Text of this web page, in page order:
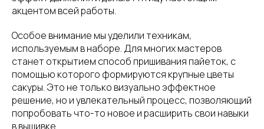
акцентом всей работы.
Особое внимание мы уделили техникам,
используемым в наборе. Для многих мастеров
станет открытием способ пришивания пайеток, с
помощью которого формируются крупные цветы
сакуры. Это не только визуально эффектное
решение, но и увлекательный процесс, позволяющий
попробовать что-то новое и расширить свои навыки
в вышивке.